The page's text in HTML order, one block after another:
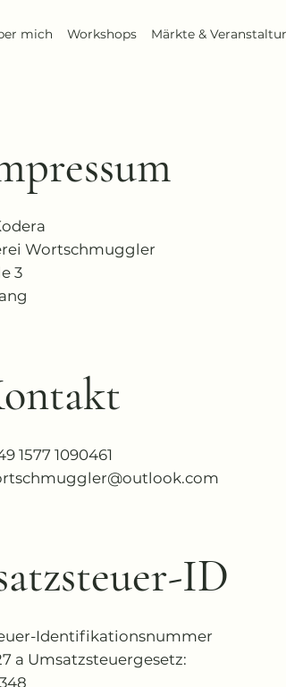
mich Workshops Märkte &
Wortschmuggler
3
1577 1090461
ID
Identifikationsnummer
a Umsatzsteuergesetz: